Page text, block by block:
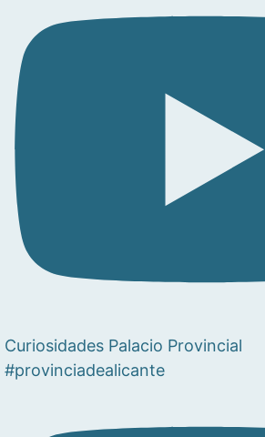
Curiosidades Palacio Provincial
#provinciadealicante